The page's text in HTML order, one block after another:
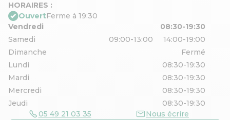
HORAIRES :
OuvertFerme à 19:30
Vendredi
08:30-19:30
Samedi
09:00-13:00
14:00-19:00
Dimanche
Fermé
Lundi
08:30-19:30
Mardi
08:30-19:30
Mercredi
08:30-19:30
Jeudi
08:30-19:30
05 49 21 03 35
Nous écrire